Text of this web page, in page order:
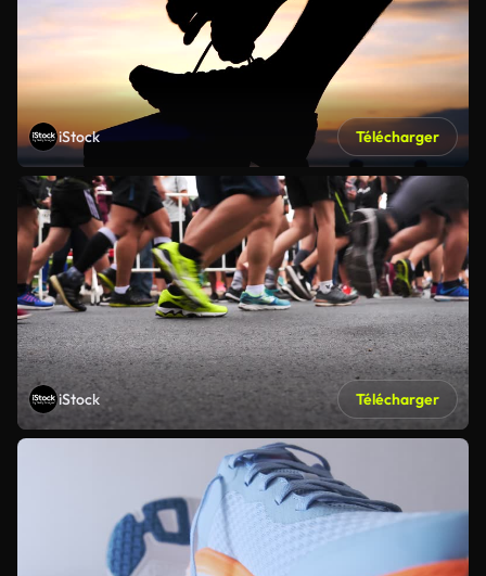
iStock Télécharger
iStock Télécharger